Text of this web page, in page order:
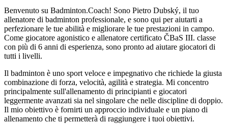
Benvenuto su Badminton.Coach! Sono Pietro Dubský, il tuo
allenatore di badminton professionale, e sono qui per aiutarti a
perfezionare le tue abilità e migliorare le tue prestazioni in campo.
Come giocatore agonistico e allenatore certificato ČBaS III. classe
con più di 6 anni di esperienza, sono pronto ad aiutare giocatori di
tutti i livelli.
Il badminton è uno sport veloce e impegnativo che richiede la giusta
combinazione di forza, velocità, agilità e strategia. Mi concentro
principalmente sull'allenamento di principianti e giocatori
leggermente avanzati sia nel singolare che nelle discipline di doppio.
Il mio obiettivo è fornirti un approccio individuale e un piano di
allenamento che ti permetterà di raggiungere i tuoi obiettivi.